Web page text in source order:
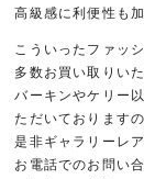
高級感に利便性も
こういったファッ
多数お買い取りい
バーキンやケリー
ただいております
是非ギャラリーレ
お電話でのお問い